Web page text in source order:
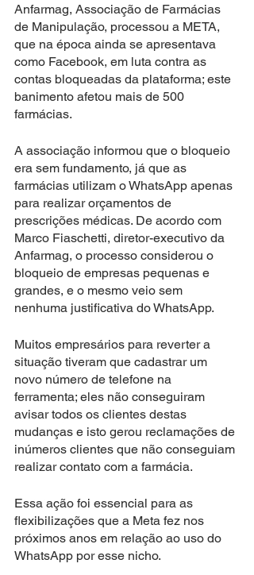
Anfarmag, Associação de Farmácias
de Manipulação, processou a META,
que na época ainda se apresentava
como Facebook, em luta contra as
contas bloqueadas da plataforma; este
banimento afetou mais de 500
farmácias.
A associação informou que o bloqueio
era sem fundamento, já que as
farmácias utilizam o WhatsApp apenas
para realizar orçamentos de
prescrições médicas. De acordo com
Marco Fiaschetti, diretor-executivo da
Anfarmag, o processo considerou o
bloqueio de empresas pequenas e
grandes, e o mesmo veio sem
nenhuma justificativa do WhatsApp.
Muitos empresários para reverter a
situação tiveram que cadastrar um
novo número de telefone na
ferramenta; eles não conseguiram
avisar todos os clientes destas
mudanças e isto gerou reclamações de
inúmeros clientes que não conseguiam
realizar contato com a farmácia.
Essa ação foi essencial para as
flexibilizações que a Meta fez nos
próximos anos em relação ao uso do
WhatsApp por esse nicho.